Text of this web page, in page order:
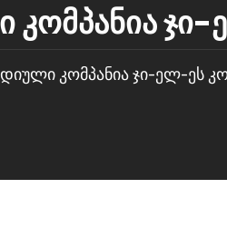
კომპანია
კომპანია ჯი-ელ-ეს